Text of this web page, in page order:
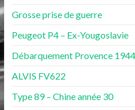
Grosse prise de guerre
Peugeot P4 – Ex-Yougoslavie
Débarquement Provence 1944
ALVIS FV622
Type 89 – Chine année 30